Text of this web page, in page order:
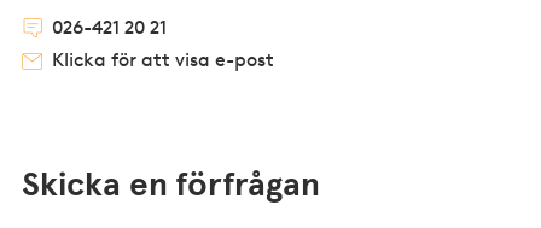
026-421 20 21
Klicka för att visa e-post
Skicka en förfrågan